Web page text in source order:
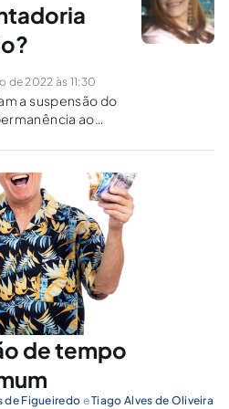
de 2022 às 11:30
a suspensão do
ao
de tempo
de Figueiredo eTiago Alves de Oliveira